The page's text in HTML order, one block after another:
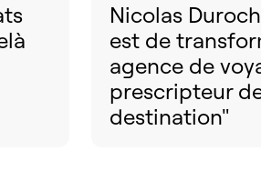
Nicolas
est de
agence de
prescripteur
destination"